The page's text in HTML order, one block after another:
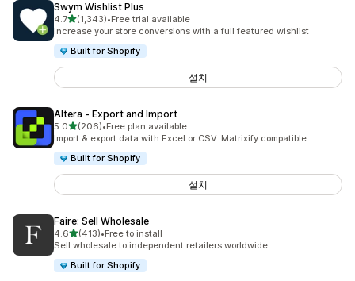
Swym Wishlist Plus
4.7별 5개 중
(1,343)
총 리뷰 1343개
•Free trial available
Increase your store conversions with a full featured wishlist
Built for Shopify
설치
Altera ‑ Export and Import
5.0별 5개 중
(206)
총 리뷰 206개
•Free plan available
Import & export data with Excel or CSV. Matrixify compatible
Built for Shopify
설치
Faire: Sell Wholesale
4.6별 5개 중
(413)
총 리뷰 413개
•Free to install
Sell wholesale to independent retailers worldwide
Built for Shopify